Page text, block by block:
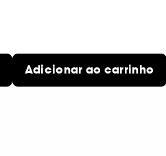
Adicionar ao carrinho